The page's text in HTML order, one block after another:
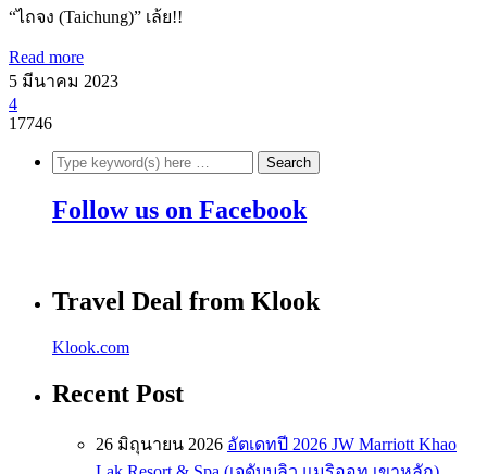
“ไถจง (Taichung)” เล้ย!!
Read more
5 มีนาคม 2023
4
17746
Follow us on Facebook
Travel Deal from Klook
Klook.com
Recent Post
26 มิถุนายน 2026 อัตเดทปี 2026 JW Marriott Khao